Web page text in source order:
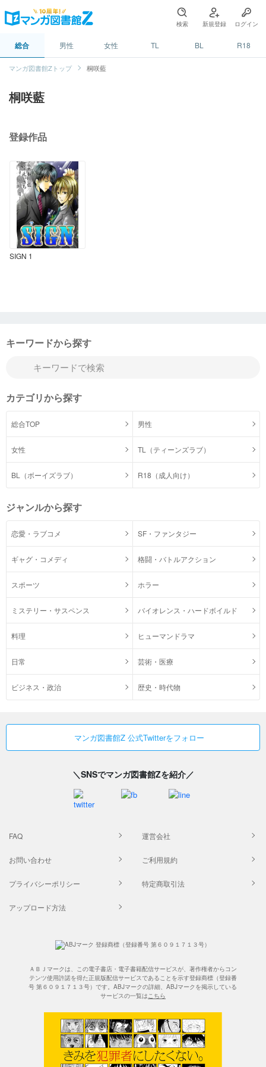
検索 新規登録 ログイン
総合 男性 女性 TL BL R18
マンガ図書館Zトップ 桐咲藍
桐咲藍
登録作品
SIGN 1
キーワードから探す
カテゴリから探す
総合TOP 男性
女性 TL（ティーンズラブ）
BL（ボーイズラブ） R18（成人向け）
ジャンルから探す
恋愛・ラブコメ SF・ファンタジー
ギャグ・コメディ 格闘・バトルアクション
スポーツ ホラー
ミステリー・サスペンス バイオレンス・ハードボイルド
料理 ヒューマンドラマ
日常 芸術・医療
ビジネス・政治 歴史・時代物
マンガ図書館Z 公式Twitterをフォロー
＼SNSでマンガ図書館Zを紹介／
FAQ 運営会社
お問い合わせ ご利用規約
プライバシーポリシー 特定商取引法
アップロード方法
ＡＢＪマークは、この電子書店・電子書籍配信サービスが、著作権者からコン
テンツ使用許諾を得た正規版配信サービスであることを示す登録商標（登録番
号 第６０９１７１３号）です。ABJマークの詳細、ABJマークを掲示している
サービスの一覧はこちら